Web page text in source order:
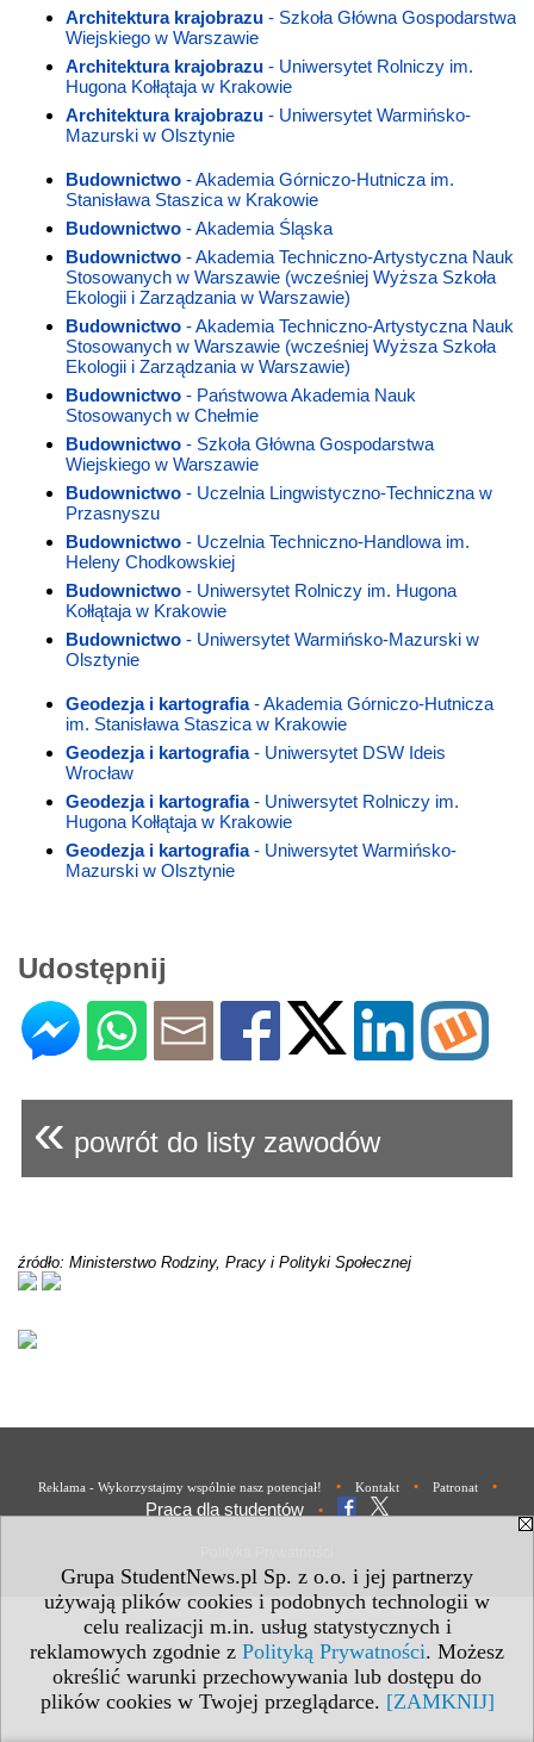
Grupa StudentNews.pl Sp. z o.o. i jej partnerzy
używają plików cookies i podobnych technologii w
celu realizacji m.in. usług statystycznych i
reklamowych zgodnie z Polityką Prywatności. Możesz
określić warunki przechowywania lub dostępu do
plików cookies w Twojej przeglądarce. [ZAMKNIJ]
Architektura krajobrazu - Szkoła Główna Gospodarstwa
Wiejskiego w Warszawie
Architektura krajobrazu - Uniwersytet Rolniczy im.
Hugona Kołłątaja w Krakowie
Architektura krajobrazu - Uniwersytet Warmińsko-
Mazurski w Olsztynie
Budownictwo - Akademia Górniczo-Hutnicza im.
Stanisława Staszica w Krakowie
Budownictwo - Akademia Śląska
Budownictwo - Akademia Techniczno-Artystyczna Nauk
Stosowanych w Warszawie (wcześniej Wyższa Szkoła
Ekologii i Zarządzania w Warszawie)
Budownictwo - Akademia Techniczno-Artystyczna Nauk
Stosowanych w Warszawie (wcześniej Wyższa Szkoła
Ekologii i Zarządzania w Warszawie)
Budownictwo - Państwowa Akademia Nauk
Stosowanych w Chełmie
Budownictwo - Szkoła Główna Gospodarstwa
Wiejskiego w Warszawie
Budownictwo - Uczelnia Lingwistyczno-Techniczna w
Przasnyszu
Budownictwo - Uczelnia Techniczno-Handlowa im.
Heleny Chodkowskiej
Budownictwo - Uniwersytet Rolniczy im. Hugona
Kołłątaja w Krakowie
Budownictwo - Uniwersytet Warmińsko-Mazurski w
Olsztynie
Geodezja i kartografia- Akademia Górniczo-Hutnicza
im. Stanisława Staszica w Krakowie
Geodezja i kartografia- Uniwersytet DSW Ideis
Wrocław
Geodezja i kartografia- Uniwersytet Rolniczy im.
Hugona Kołłątaja w Krakowie
Geodezja i kartografia- Uniwersytet Warmińsko-
Mazurski w Olsztynie
Udostępnij
« powrót do listy zawodów
źródło: Ministerstwo Rodziny, Pracy i Polityki Społecznej
Reklama - Wykorzystajmy wspólnie nasz potencjał! • Kontakt • Patronat •
Praca dla studentów •